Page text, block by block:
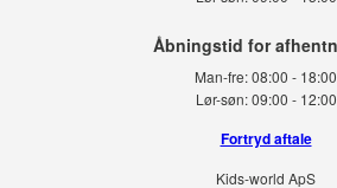
Man-fre:08:00 - 18:00
Lør-søn:09:00 - 12:00
Fortryd aftale
Kids-world ApS